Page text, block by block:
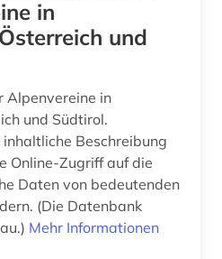
in
und
Alpenvereine in
und Südtirol.
Beschreibung
Online-Zugriff auf die
Daten von bedeutenden
(Die Datenbank
Mehr Informationen